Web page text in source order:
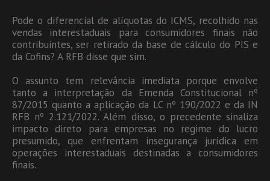
Pode o diferencial de alíquotas do ICMS, recolhido nas
vendas interestaduais para consumidores finais não
contribuintes, ser retirado da base de cálculo do PIS e
da Cofins? A RFB disse que sim.
O assunto tem relevância imediata porque envolve
tanto a interpretação da Emenda Constitucional nº
87/2015 quanto a aplicação da LC nº 190/2022 e da IN
RFB nº 2.121/2022. Além disso, o precedente sinaliza
impacto direto para empresas no regime do lucro
presumido, que enfrentam insegurança jurídica em
operações interestaduais destinadas a consumidores
finais.